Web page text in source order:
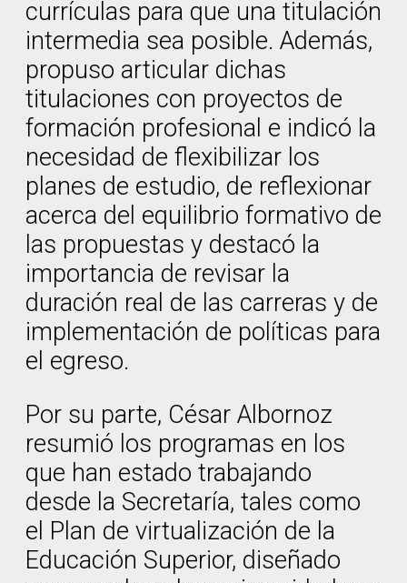
currículas para que una titulación
intermedia sea posible. Además,
propuso articular dichas
titulaciones con proyectos de
formación profesional e indicó la
necesidad de flexibilizar los
planes de estudio, de reflexionar
acerca del equilibrio formativo de
las propuestas y destacó la
importancia de revisar la
duración real de las carreras y de
implementación de políticas para
el egreso.
Por su parte, César Albornoz
resumió los programas en los
que han estado trabajando
desde la Secretaría, tales como
el Plan de virtualización de la
Educación Superior, diseñado